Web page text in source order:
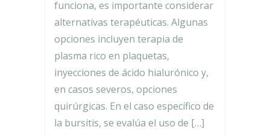
funciona, es importante considerar
alternativas terapéuticas. Algunas
opciones incluyen terapia de
plasma rico en plaquetas,
inyecciones de ácido hialurónico y,
en casos severos, opciones
quirúrgicas. En el caso específico de
la bursitis, se evalúa el uso de […]